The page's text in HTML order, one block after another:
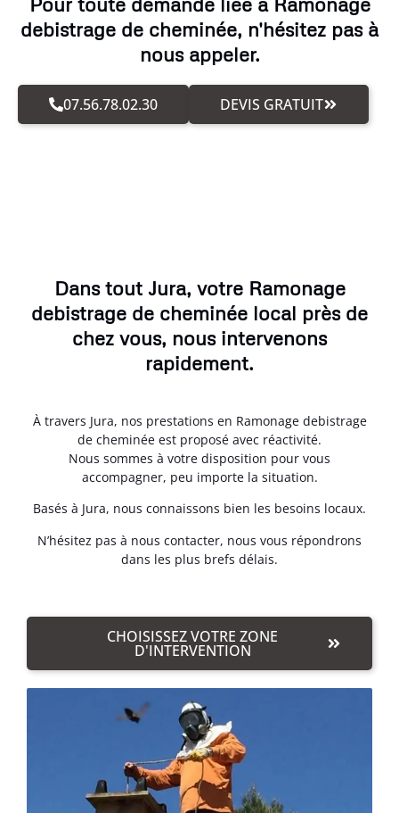
debistrage de cheminée, n'hésitez pas à
nous appeler.
07.56.78.02.30 DEVIS GRATUIT
Dans tout Jura, votre Ramonage
debistrage de cheminée local près de
chez vous, nous intervenons
rapidement.
À travers Jura, nos prestations en Ramonage debistrage
de cheminée est proposé avec réactivité.
Nous sommes à votre disposition pour vous
accompagner, peu importe la situation.
Basés à Jura, nous connaissons bien les besoins locaux.
N’hésitez pas à nous contacter, nous vous répondrons
dans les plus brefs délais.
CHOISISSEZ VOTRE ZONE
D'INTERVENTION